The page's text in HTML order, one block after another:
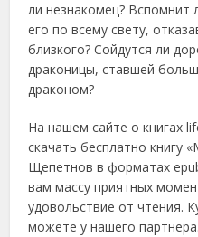
ли незнакомец? Вспомнит
его по всему свету,
близкого? Сойдутся ли
драконицы, ставшей
драконом?
На нашем сайте о книгах
скачать бесплатно книгу
Щепетнов в форматах
вам массу приятных
удовольствие от чтения.
можете у нашего